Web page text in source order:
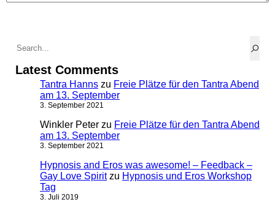
Latest Comments
Tantra Hanns zu Freie Plätze für den Tantra Abend
am 13. September
3. September 2021
Winkler Peter zu Freie Plätze für den Tantra Abend
am 13. September
3. September 2021
Hypnosis and Eros was awesome! – Feedback –
Gay Love Spiritzu Hypnosis und Eros Workshop
Tag
3. Juli 2019